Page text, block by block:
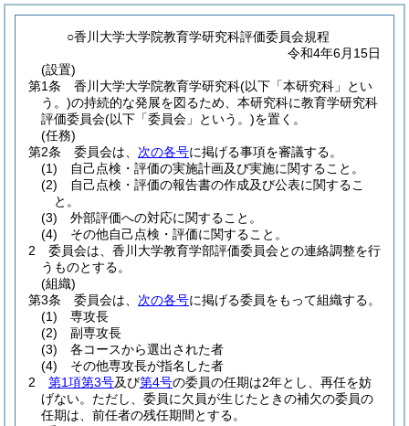
○香川大学大学院教育学研究科評価委員会規程
令和4年6月15日
(設置)
第1条
香川大学大学院教育学研究科(以下「本研究科」とい
う。)の持続的な発展を図るため、本研究科に教育学研究科
評価委員会(以下「委員会」という。)を置く。
(任務)
第2条
委員会は、 次の各号に掲げる事項を審議する。
(1)
自己点検・評価の実施計画及び実施に関すること。
(2)
自己点検・評価の報告書の作成及び公表に関するこ
と。
(3)
外部評価への対応に関すること。
(4)
その他自己点検・評価に関すること。
2
委員会は、香川大学教育学部評価委員会との連絡調整を行
うものとする。
(組織)
第3条
委員会は、 次の各号に掲げる委員をもって組織する。
(1)
専攻長
(2)
副専攻長
(3)
各コースから選出された者
(4)
その他専攻長が指名した者
2
第1項第3号及び第4号の委員の任期は2年とし、再任を妨
げない。 ただし、委員に欠員が生じたときの補欠の委員の
任期は、前任者の残任期間とする。